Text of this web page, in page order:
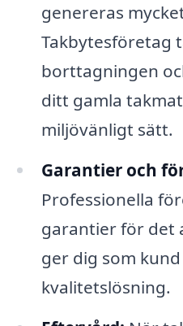
genereras
Takbytesföretag
borttagningen
ditt gamla
miljövänligt sätt.
Garantier och
Professionella
garantier för det
ger dig som
kvalitetslösning.